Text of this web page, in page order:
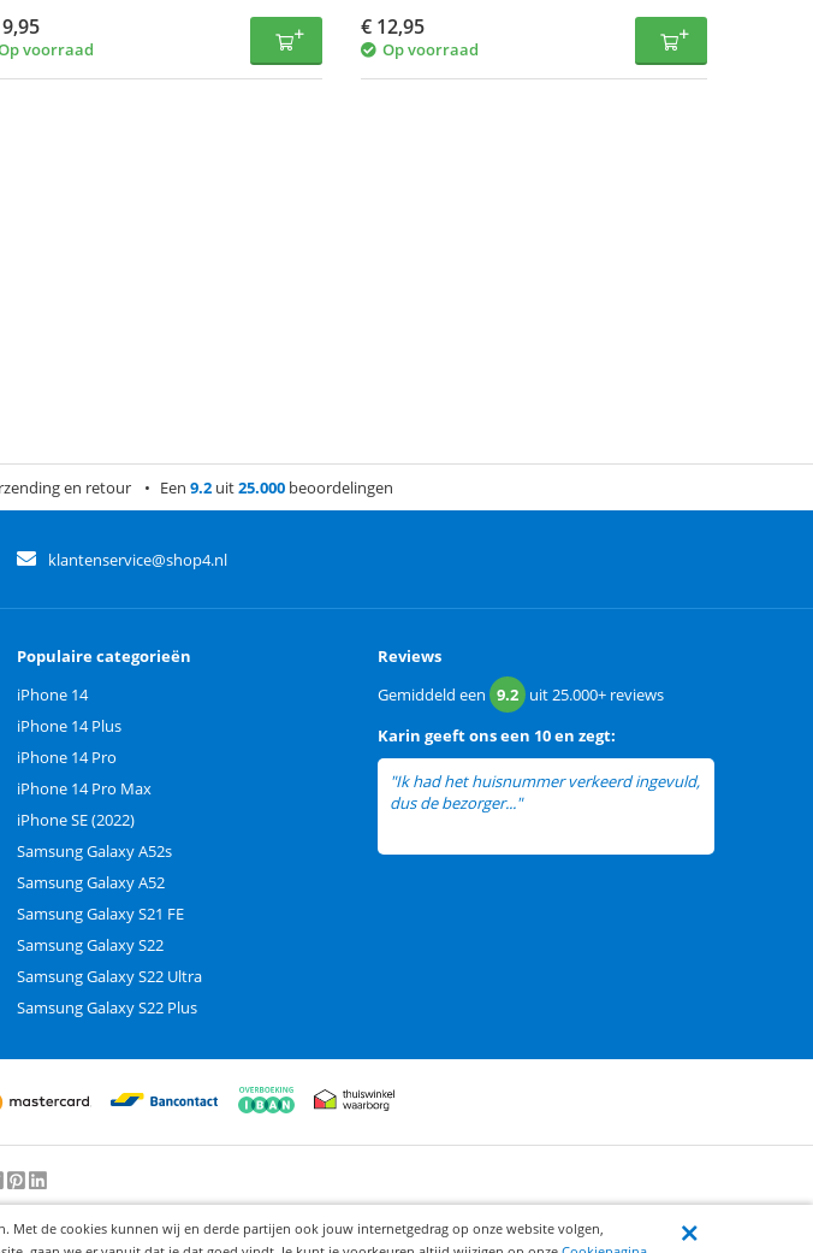
voorraad
€ 12,95
Op voorraad
en retour Een 9.2 uit25.000 beoordelingen
klantenservice@shop4.nl
Populaire categorieën
iPhone 14
iPhone 14 Plus
iPhone 14 Pro
iPhone 14 Pro Max
iPhone SE (2022)
Samsung Galaxy A52s
Samsung Galaxy A52
Samsung Galaxy S21 FE
Samsung Galaxy S22
Samsung Galaxy S22 Ultra
Samsung Galaxy S22 Plus
Reviews
Gemiddeld een 9.2 uit25.000+ reviews
Karin geeft ons een 10 en zegt:
"Ik had het huisnummer verkeerd ingevuld,
dus de bezorger..."
/10-25000beoordelingen
Commerce B.V.
Met de cookies kunnen wij en derde partijen ook jouw internetgedrag op onze website volgen,